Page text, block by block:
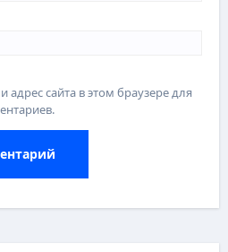
сайта в этом браузере для